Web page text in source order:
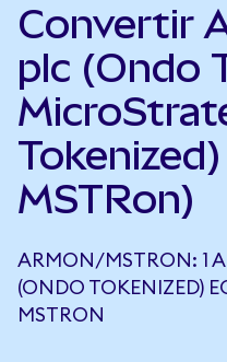
Convertir
plc (Ondo
MSTRon)
ARMON/MSTRON: 1
(ONDO TOKENIZED)
MSTRON